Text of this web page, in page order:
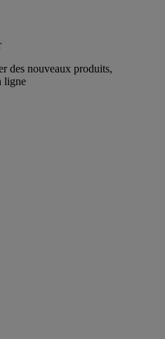
des nouveaux produits,
ligne